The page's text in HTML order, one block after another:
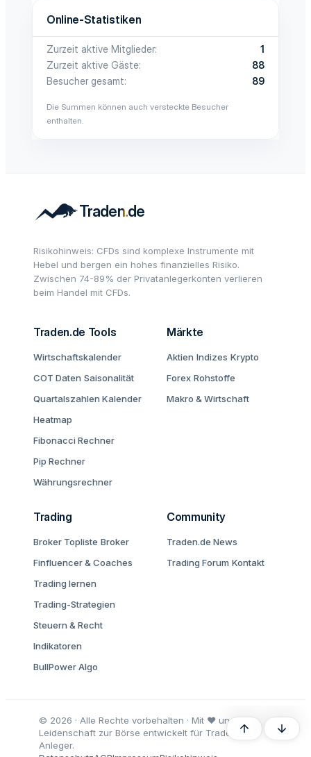
Online-Statistiken
Zurzeit aktive Mitglieder
1
Zurzeit aktive Gäste
88
Besucher gesamt
89
Die Summen können auch versteckte Besucher
enthalten.
Risikohinweis: CFDs sind komplexe Instrumente mit
Hebel und bergen ein hohes finanzielles Risiko.
Zwischen 74-89% der Privatanlegerkonten verlieren
beim Handel mit CFDs.
Traden.de Tools
Wirtschaftskalender
COT Daten Saisonalität
Quartalszahlen Kalender
Heatmap
Fibonacci Rechner
Pip Rechner
Währungsrechner
Märkte
Aktien Indizes Krypto
Forex Rohstoffe
Makro & Wirtschaft
Trading
Broker Topliste Broker
Finfluencer & Coaches
Trading lernen
Trading-Strategien
Steuern & Recht
Indikatoren
BullPower Algo
Community
Traden.de News
Trading Forum Kontakt
© 2026 · Alle Rechte vorbehalten · Mit ♥ und
Leidenschaft zur Börse entwickelt für Trader und
Anleger.
Oben Unten